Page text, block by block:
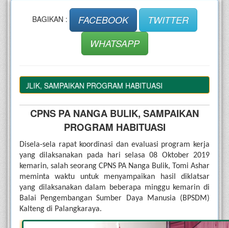
BAGIKAN : FACEBOOK
TWITTER
WHATSAPP
SAMPAIKAN PROGRAM HABITUASI
CPNS PA NANGA BULIK, SAMPAIKAN
PROGRAM HABITUASI
Disela-sela rapat koordinasi dan evaluasi program kerja
yang dilaksanakan pada hari selasa 08 Oktober 2019
kemarin, salah seorang CPNS PA Nanga Bulik, Tomi Ashar
meminta waktu untuk menyampaikan hasil diklatsar
yang dilaksanakan dalam beberapa minggu kemarin di
Balai Pengembangan Sumber Daya Manusia (BPSDM)
Kalteng di Palangkaraya.